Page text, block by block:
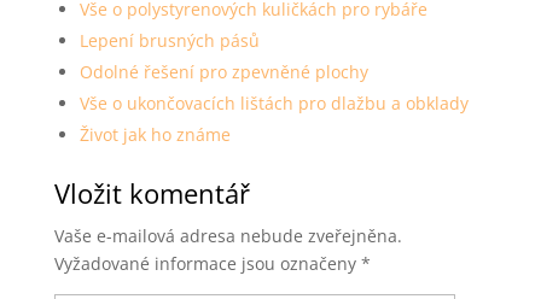
Vše o polystyrenových kuličkách pro rybáře
Lepení brusných pásů
Odolné řešení pro zpevněné plochy
Vše o ukončovacích lištách pro dlažbu a obklady
Život jak ho známe
Vložit komentář
Vaše e-mailová adresa nebude zveřejněna.
Vyžadované informace jsou označeny *